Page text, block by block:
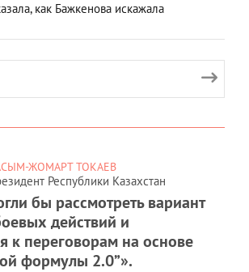
как Бажкенова искажала
ЖОМАРТ ТОКАЕВ
Республики Казахстан
бы рассмотреть вариант
действий и
к переговорам на основе
формулы 2.0”».